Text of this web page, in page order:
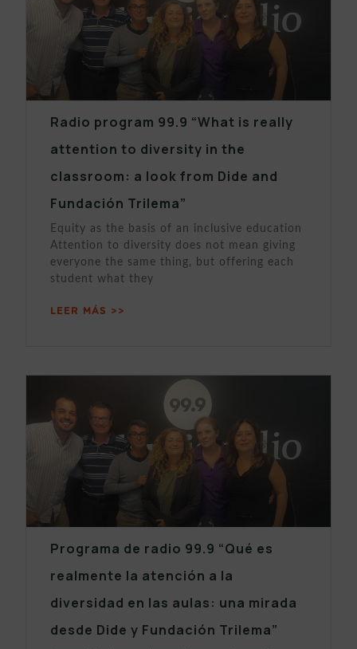
Radio program 99.9 “What is really
attention to diversity in the
classroom: a look from Dide and
Fundación Trilema”
Equity as the basis of an inclusive education
Attention to diversity does not mean giving
everyone the same thing, but offering each
student what they
LEER MÁS >>
Programa de radio 99.9 “Qué es
realmente la atención a la
diversidad en las aulas: una mirada
desde Dide y Fundación Trilema”